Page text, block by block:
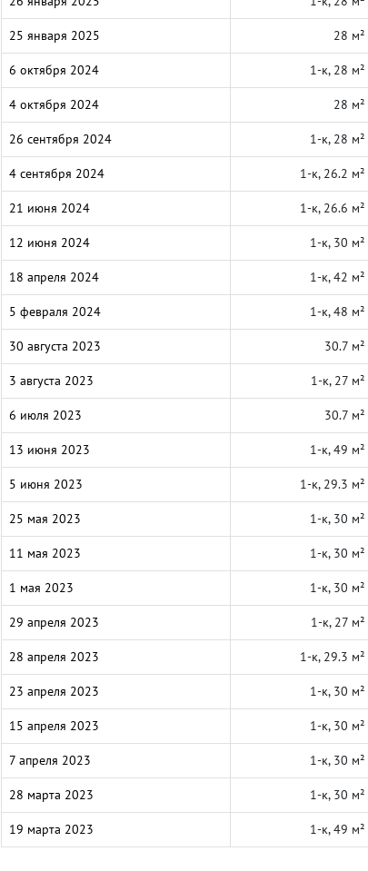
25 января 2025 28 м²
6 октября 2024 1-к, 28 м²
4 октября 2024 28 м²
26 сентября 2024 1-к, 28 м²
4 сентября 2024 1-к, 26.2 м²
21 июня 2024 1-к, 26.6 м²
12 июня 2024 1-к, 30 м²
18 апреля 2024 1-к, 42 м²
5 февраля 2024 1-к, 48 м²
30 августа 2023 30.7 м²
3 августа 2023 1-к, 27 м²
6 июля 2023 30.7 м²
13 июня 2023 1-к, 49 м²
5 июня 2023 1-к, 29.3 м²
25 мая 2023 1-к, 30 м²
11 мая 2023 1-к, 30 м²
1 мая 2023 1-к, 30 м²
29 апреля 2023 1-к, 27 м²
28 апреля 2023 1-к, 29.3 м²
23 апреля 2023 1-к, 30 м²
15 апреля 2023 1-к, 30 м²
7 апреля 2023 1-к, 30 м²
28 марта 2023 1-к, 30 м²
19 марта 2023 1-к, 49 м²